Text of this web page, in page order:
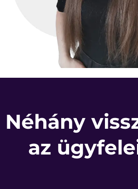
Néhány
az